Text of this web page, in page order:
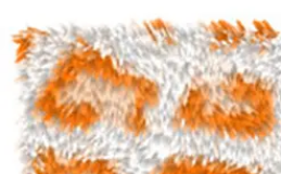
Unter dem Inhalt